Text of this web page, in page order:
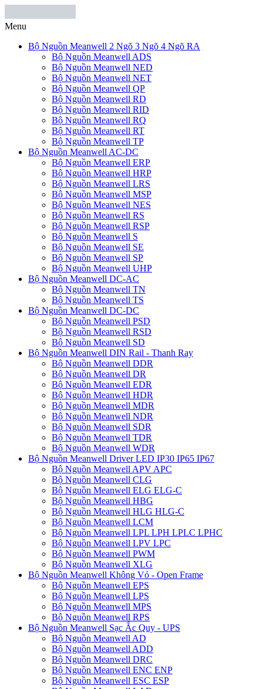
Menu
Bộ Nguồn Meanwell 2 Ngõ 3 Ngõ 4 Ngõ RA
Bộ Nguồn Meanwell ADS
Bộ Nguồn Meanwell NED
Bộ Nguồn Meanwell NET
Bộ Nguồn Meanwell QP
Bộ Nguồn Meanwell RD
Bộ Nguồn Meanwell RID
Bộ Nguồn Meanwell RQ
Bộ Nguồn Meanwell RT
Bộ Nguồn Meanwell TP
Bộ Nguồn Meanwell AC-DC
Bộ Nguồn Meanwell ERP
Bộ Nguồn Meanwell HRP
Bộ Nguồn Meanwell LRS
Bộ Nguồn Meanwell MSP
Bộ Nguồn Meanwell NES
Bộ Nguồn Meanwell RS
Bộ Nguồn Meanwell RSP
Bộ Nguồn Meanwell S
Bộ Nguồn Meanwell SE
Bộ Nguồn Meanwell SP
Bộ Nguồn Meanwell UHP
Bộ Nguồn Meanwell DC-AC
Bộ Nguồn Meanwell TN
Bộ Nguồn Meanwell TS
Bộ Nguồn Meanwell DC-DC
Bộ Nguồn Meanwell PSD
Bộ Nguồn Meanwell RSD
Bộ Nguồn Meanwell SD
Bộ Nguồn Meanwell DIN Rail - Thanh Ray
Bộ Nguồn Meanwell DDR
Bộ Nguồn Meanwell DR
Bộ Nguồn Meanwell EDR
Bộ Nguồn Meanwell HDR
Bộ Nguồn Meanwell MDR
Bộ Nguồn Meanwell NDR
Bộ Nguồn Meanwell SDR
Bộ Nguồn Meanwell TDR
Bộ Nguồn Meanwell WDR
Bộ Nguồn Meanwell Driver LED IP30 IP65 IP67
Bộ Nguồn Meanwell APV APC
Bộ Nguồn Meanwell CLG
Bộ Nguồn Meanwell ELG ELG-C
Bộ Nguồn Meanwell HBG
Bộ Nguồn Meanwell HLG HLG-C
Bộ Nguồn Meanwell LCM
Bộ Nguồn Meanwell LPL LPH LPLC LPHC
Bộ Nguồn Meanwell LPV LPC
Bộ Nguồn Meanwell PWM
Bộ Nguồn Meanwell XLG
Bộ Nguồn Meanwell Không Vỏ - Open Frame
Bộ Nguồn Meanwell EPS
Bộ Nguồn Meanwell LPS
Bộ Nguồn Meanwell MPS
Bộ Nguồn Meanwell RPS
Bộ Nguồn Meanwell Sạc Ắc Quy - UPS
Bộ Nguồn Meanwell AD
Bộ Nguồn Meanwell ADD
Bộ Nguồn Meanwell DRC
Bộ Nguồn Meanwell ENC ENP
Bộ Nguồn Meanwell ESC ESP